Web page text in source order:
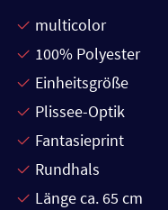
multicolor
100% Polyester
Einheitsgröße
Plissee-Optik
Fantasieprint
Rundhals
Länge ca. 65 cm